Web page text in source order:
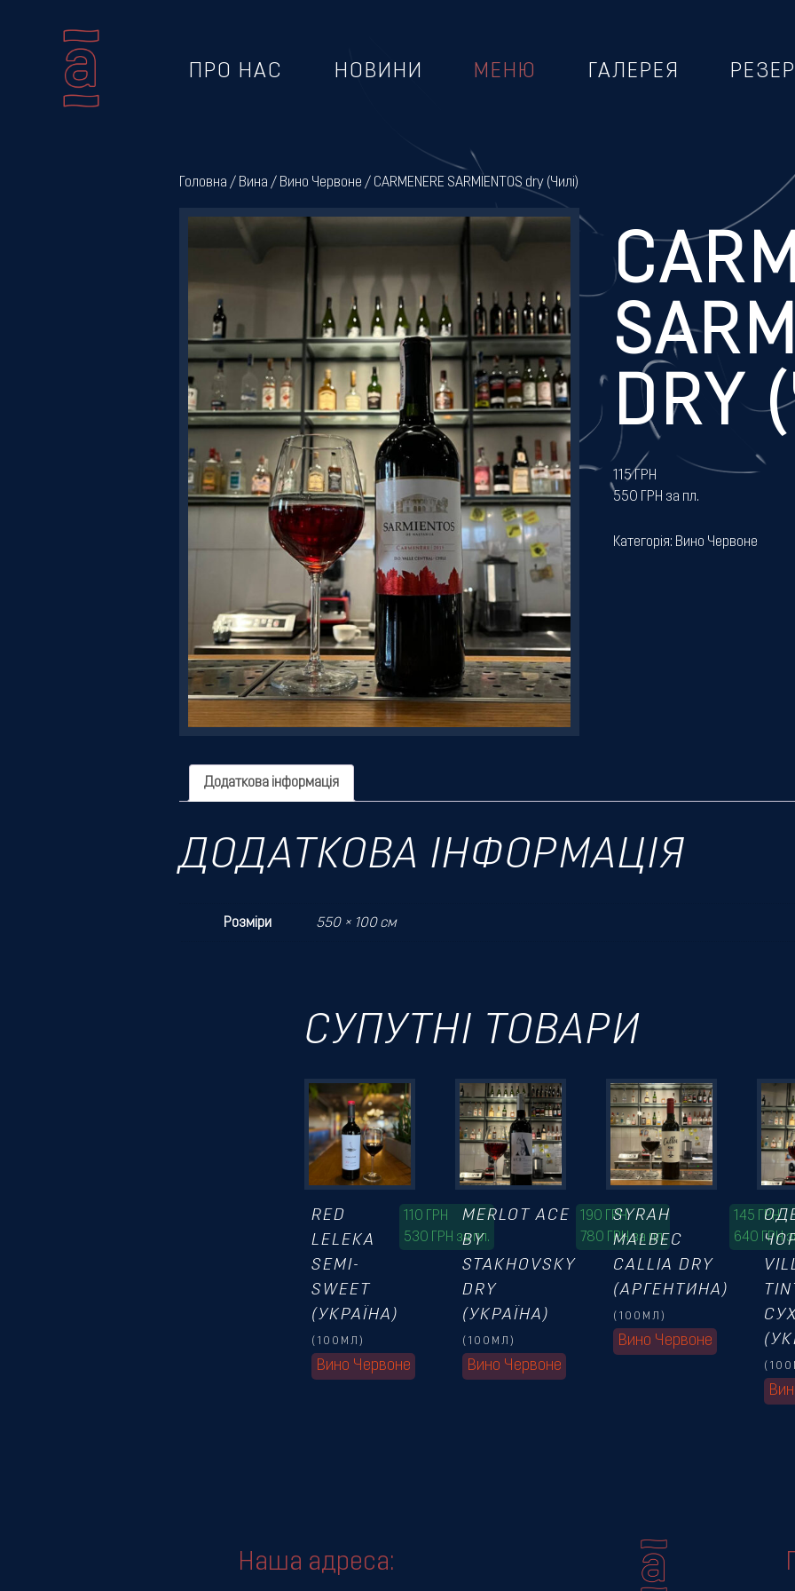
Резервація
ПРО НАС НОВИНИ МЕНЮ ГАЛЕРЕЯ
Головна / Вина / Вино Червоне / CARMENERE SARMIENTOS dry (Чилі)
DRY
115ГРН
550 ГРН за пл.
Категорія: Вино Червоне
Додаткова інформація
ДОДАТКОВА ІНФОРМАЦІЯ
Розміри 550 × 100 см
СУПУТНІ ТОВАРИ
Вино Червоне
(100МЛ)
RED
LELEKA
SEMI-
SWEET
(УКРАЇНА)
110 ГРН
530 ГРН за пл.
Вино Червоне
(100МЛ)
MERLOT ACE
BY
STAKHOVSKY
DRY
(УКРАЇНА)
190 ГРН
780 ГРН за пл.
Вино Червоне
(100МЛ)
SYRAH
MALBEC
CALLIA DRY
(АРГЕНТИНА)
145 ГРН
640 ГРН
Наша адреса: